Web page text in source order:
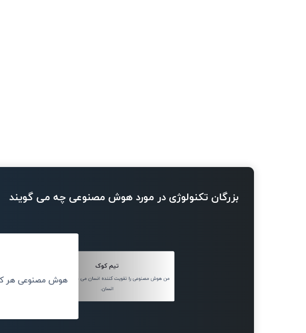
بزرگان تکنولوژی در مورد هوش مصنوعی چه می گویند
تیم کوک
من هوش مصنوعی را تقویت کننده انسان می دانم، نه جایگزین
انسان.
هوش مصنوعی هر